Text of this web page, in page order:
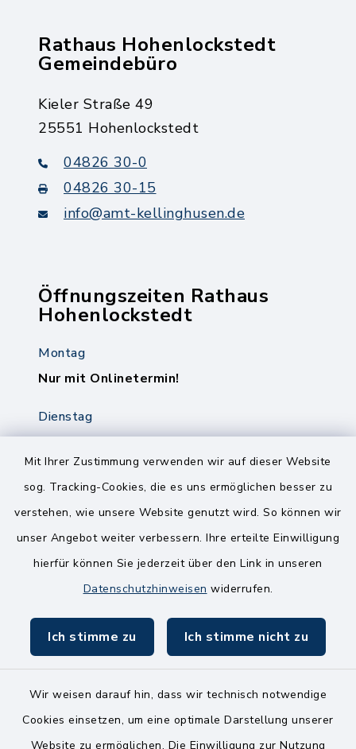
Mit Ihrer Zustimmung verwenden wir auf dieser Website
sog. Tracking-Cookies, die es uns ermöglichen besser zu
verstehen, wie unsere Website genutzt wird. So können wir
unser Angebot weiter verbessern. Ihre erteilte Einwilligung
hierfür können Sie jederzeit über den Link in unseren
Datenschutzhinweisen widerrufen.
Ich stimme zu Ich stimme nicht zu
Wir weisen darauf hin, dass wir technisch notwendige
Cookies einsetzen, um eine optimale Darstellung unserer
Website zu ermöglichen. Die Einwilligung zur Nutzung
Rathaus Hohenlockstedt
Gemeindebüro
Kieler Straße 49
25551 Hohenlockstedt
04826 30-0
04826 30-15
info@amt-kellinghusen.de
Öffnungszeiten Rathaus
Hohenlockstedt
Montag
Nur mit Onlinetermin!
Dienstag
8.00-12.00 Uhr
14.00-18.00 Uhr
Freitag
8.00-11.00 Uhr
Kontakt